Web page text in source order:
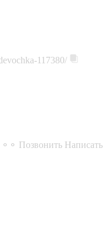
117380/
⚬⚬ Позвонить Написать